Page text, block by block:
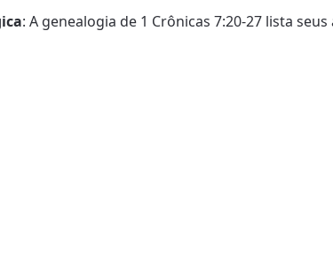
: A genealogia de 1 Crônicas 7:20-27 lista